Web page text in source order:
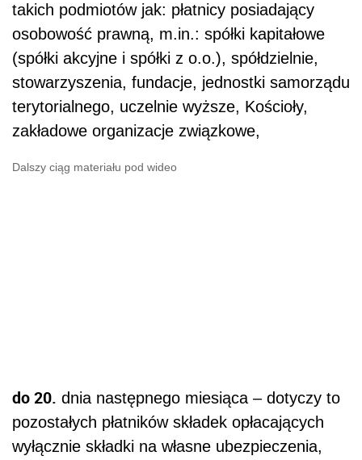
takich podmiotów jak: płatnicy posiadający
osobowość prawną, m.in.: spółki kapitałowe
(spółki akcyjne i spółki z o.o.), spółdzielnie,
stowarzyszenia, fundacje, jednostki samorządu
terytorialnego, uczelnie wyższe, Kościoły,
zakładowe organizacje związkowe,
Dalszy ciąg materiału pod wideo
do 20. dnia następnego miesiąca – dotyczy to
pozostałych płatników składek opłacających
wyłącznie składki na własne ubezpieczenia,